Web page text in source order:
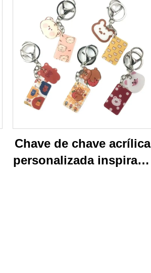
Chave de chave acrílica
personalizada inspirada